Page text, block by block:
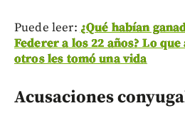
Puede leer: ¿Qué habían
Federer a los 22 años? Lo
otros les tomó una vida
Acusaciones